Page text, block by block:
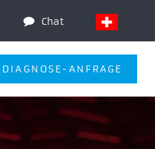
Chat
DIAGNOSE-ANFRAGE